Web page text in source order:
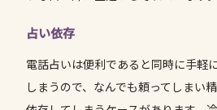
占い依存
電話占いは便利であると同時に手軽
しまうので、なんでも頼ってしまい